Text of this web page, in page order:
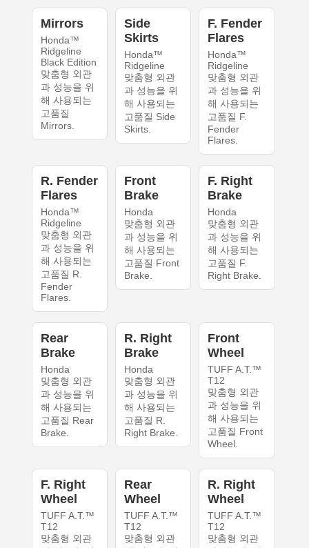
Mirrors
Honda™
Ridgeline
Black Edition
맞춤형 외관
과 성능을 위
해 사용되는
고품질
Mirrors.
Side
Skirts
Honda™
Ridgeline
맞춤형 외관
과 성능을 위
해 사용되는
고품질 Side
Skirts.
F. Fender
Flares
Honda™
Ridgeline
맞춤형 외관
과 성능을 위
해 사용되는
고품질 F.
Fender
Flares.
R. Fender
Flares
Honda™
Ridgeline
맞춤형 외관
과 성능을 위
해 사용되는
고품질 R.
Fender
Flares.
Front
Brake
Honda
맞춤형 외관
과 성능을 위
해 사용되는
고품질 Front
Brake.
F. Right
Brake
Honda
맞춤형 외관
과 성능을 위
해 사용되는
고품질 F.
Right Brake.
Rear
Brake
Honda
맞춤형 외관
과 성능을 위
해 사용되는
고품질 Rear
Brake.
R. Right
Brake
Honda
맞춤형 외관
과 성능을 위
해 사용되는
고품질 R.
Right Brake.
Front
Wheel
TUFF A.T.™
T12
맞춤형 외관
과 성능을 위
해 사용되는
고품질 Front
Wheel.
F. Right
Wheel
TUFF A.T.™
T12
맞춤형 외관
Rear
Wheel
TUFF A.T.™
T12
맞춤형 외관
R. Right
Wheel
TUFF A.T.™
T12
맞춤형 외관